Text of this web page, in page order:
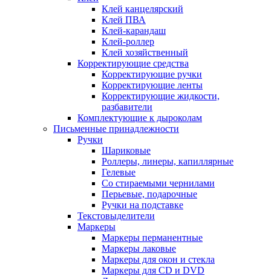
Клей канцелярский
Клей ПВА
Клей-карандаш
Клей-роллер
Клей хозяйственный
Корректирующие средства
Корректирующие ручки
Корректирующие ленты
Корректирующие жидкости,
разбавители
Комплектующие к дыроколам
Письменные принадлежности
Ручки
Шариковые
Роллеры, линеры, капиллярные
Гелевые
Со стираемыми чернилами
Перьевые, подарочные
Ручки на подставке
Текстовыделители
Маркеры
Маркеры перманентные
Маркеры лаковые
Маркеры для окон и стекла
Маркеры для CD и DVD